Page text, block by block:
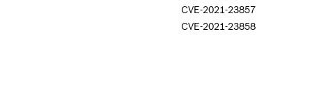
CVE-2021-23857
CVE-2021-23858